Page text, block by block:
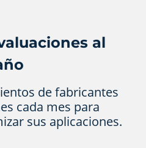
al
de fabricantes
cada mes para
sus aplicaciones.